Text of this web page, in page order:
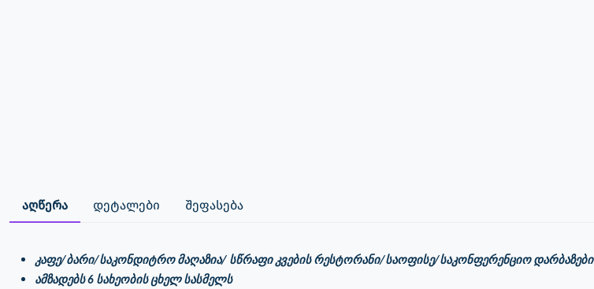
აღწერა დეტალები შეფასება
კაფე/ბარი/საკონდიტრო მაღაზია/ სწრაფი კვების რესტორანი/საოფისე/საკონფერენციო დარბაზები
ამზადებს 6 სახეობის ცხელ სასმელს